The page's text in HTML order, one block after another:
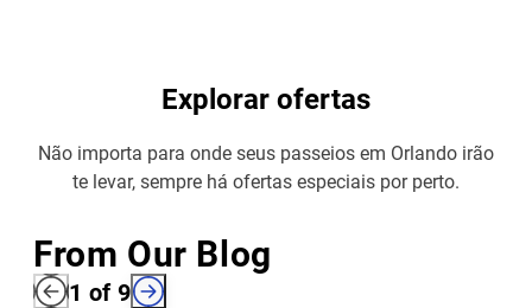
Explorar ofertas
Não importa para onde seus passeios em Orlando irão
te levar, sempre há ofertas especiais por perto.
From Our Blog
1 of9